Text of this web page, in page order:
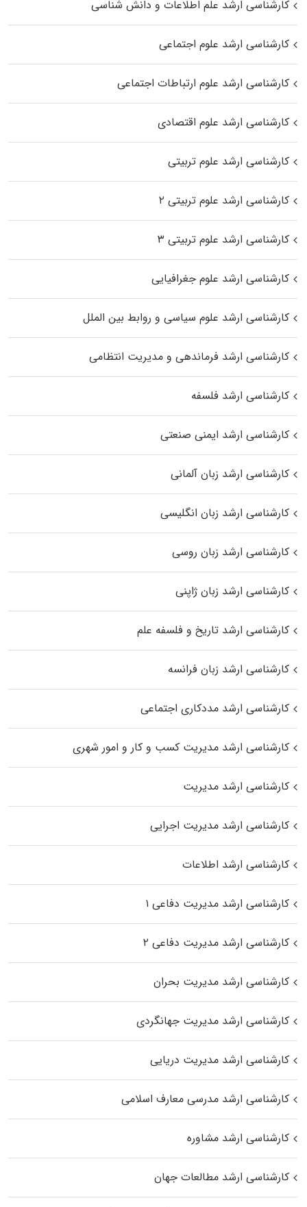
کارشناسی ارشد علم اطلاعات و دانش شناسی
کارشناسی ارشد علوم اجتماعی
کارشناسی ارشد علوم ارتباطات اجتماعی
کارشناسی ارشد علوم اقتصادی
کارشناسی ارشد علوم تربیتی
کارشناسی ارشد علوم تربیتی ۲
کارشناسی ارشد علوم تربیتی ۳
کارشناسی ارشد علوم جغرافیایی
کارشناسی ارشد علوم سیاسی و روابط بین الملل
کارشناسی ارشد فرماندهی و مدیریت انتظامی
کارشناسی ارشد فلسفه
کارشناسی ارشد ایمنی صنعتی
کارشناسی ارشد زبان آلمانی
کارشناسی ارشد زبان انگلیسی
کارشناسی ارشد زبان روسی
کارشناسی ارشد زبان ژاپنی
کارشناسی ارشد تاریخ و فلسفه علم
کارشناسی ارشد زبان فرانسه
کارشناسی ارشد مددکاری اجتماعی
کارشناسی ارشد مدیریت کسب و کار و امور شهری
کارشناسی ارشد مدیریت
کارشناسی ارشد مدیریت اجرایی
کارشناسی ارشد اطلاعات
کارشناسی ارشد مدیریت دفاعی ۱
کارشناسی ارشد مدیریت دفاعی ۲
کارشناسی ارشد مدیریت بحران
کارشناسی ارشد مدیریت جهانگردی
کارشناسی ارشد مدیریت دریایی
کارشناسی ارشد مدرسی معارف اسلامی
کارشناسی ارشد مشاوره
کارشناسی ارشد مطالعات جهان